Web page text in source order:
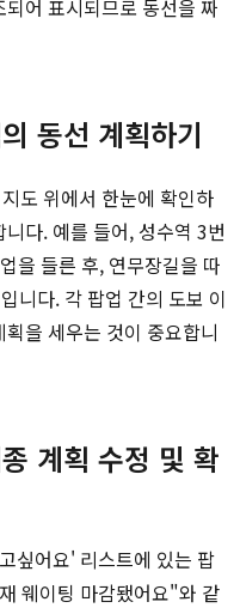
어 표시되므로 동선을 짜
동선 계획하기
도 위에서 한눈에 확인하
다. 예를 들어, 성수역 3번
을 들른 후, 연무장길을 따
니다. 각 팝업 간의 도보 이
을 세우는 것이 중요합니
계획 수정 및 확
싶어요' 리스트에 있는 팝
웨이팅 마감됐어요"와 같